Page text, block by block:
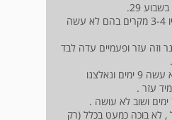
29.
במהלך שהותו בפגייה היו 3-4 מקרים בהם לא עשה
וזה עזר ופעמיים עדה לבד
משהגענו הביתה הוא לא עשה 9 ימים ונאלצנו
עזר .
, לא בוכה כמעט בכלל (רק